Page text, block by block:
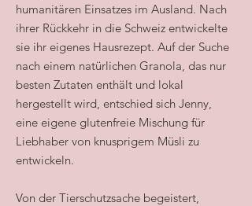
humanitären Einsatzes im Ausland. Nach
ihrer Rückkehr in die Schweiz entwickelte
sie ihr eigenes Hausrezept. Auf der Suche
nach einem natürlichen Granola, das nur
besten Zutaten enthält und lokal
hergestellt wird, entschied sich Jenny,
eine eigene glutenfreie Mischung für
Liebhaber von knusprigem Müsli zu
entwickeln.
Von der Tierschutzsache begeistert,